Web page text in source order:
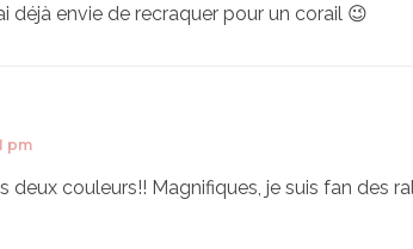
déjà envie de recraquer pour un corail 😉
pm
deux couleurs!! Magnifiques, je suis fan des